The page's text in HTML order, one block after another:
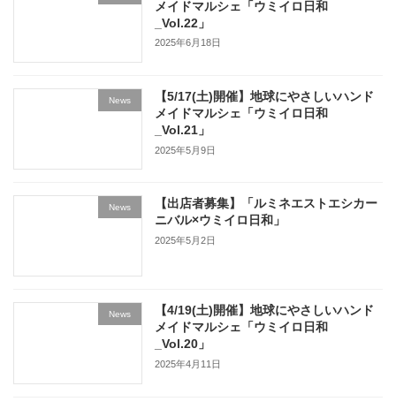
メイドマルシェ「ウミイロ日和
_Vol.22」
2025年6月18日
News
【5/17(土)開催】地球にやさしいハンド
メイドマルシェ「ウミイロ日和
_Vol.21」
2025年5月9日
News
【出店者募集】「ルミネエストエシカー
ニバル×ウミイロ日和」
2025年5月2日
News
【4/19(土)開催】地球にやさしいハンド
メイドマルシェ「ウミイロ日和
_Vol.20」
2025年4月11日